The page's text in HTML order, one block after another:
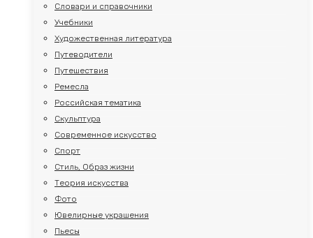
Словари и справочники
Учебники
Художественная литература
Путеводители
Путешествия
Ремесла
Российская тематика
Скульптура
Современное искусство
Спорт
Стиль, Образ жизни
Теория искусства
Фото
Ювелирные украшения
Пьесы